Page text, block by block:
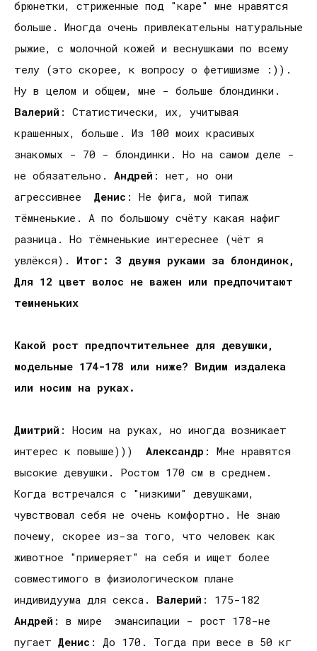
брюнетки, стриженные под "каре" мне нравятся
больше. Иногда очень привлекательны натуральные
рыжие, с молочной кожей и веснушками по всему
телу (это скорее, к вопросу о фетишизме :)).
Ну в целом и общем, мне - больше блондинки.
Валерий : Статистически, их, учитывая
крашенных, больше. Из 100 моих красивых
знакомых - 70 - блондинки. Но на самом деле -
не обязательно. Андрей : нет, но они
агрессивнее Денис : Не фига, мой типаж
тёмненькие. А по большому счёту какая нафиг
разница. Но тёмненькие интереснее (чёт я
увлёкся). Итог: 3 двумя руками за блондинок,
Для 12 цвет волос не важен или предпочитают
темненьких
Какой рост предпочтительнее для девушки,
модельные 174-178 или ниже? Видим издалека
или носим на руках.
Дмитрий : Носим на руках, но иногда возникает
интерес к повыше))) Александр : Мне нравятся
высокие девушки. Ростом 170 см в среднем.
Когда встречался с "низкими" девушками,
чувствовал себя не очень комфортно. Не знаю
почему, скорее из-за того, что человек как
животное "примеряет" на себя и ищет более
совместимого в физиологическом плане
индивидуума для секса. Валерий : 175-182
Андрей : в мире эмансипации - рост 178-не
пугает Денис : До 170. Тогда при весе в 50 кг